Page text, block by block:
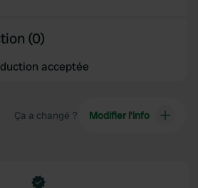
(0)
acceptée
Ça a changé ? Modifier l’info